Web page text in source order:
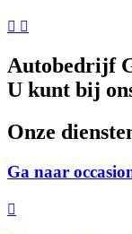
Autobedrijf
U kunt bij
Onze
Ga naar